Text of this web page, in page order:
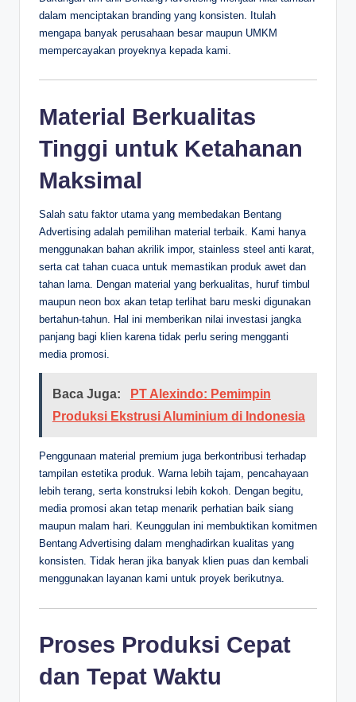
dalam menciptakan branding yang konsisten. Itulah
mengapa banyak perusahaan besar maupun UMKM
mempercayakan proyeknya kepada kami.
Material Berkualitas
Tinggi untuk Ketahanan
Maksimal
Salah satu faktor utama yang membedakan Bentang
Advertising adalah pemilihan material terbaik. Kami hanya
menggunakan bahan akrilik impor, stainless steel anti karat,
serta cat tahan cuaca untuk memastikan produk awet dan
tahan lama. Dengan material yang berkualitas, huruf timbul
maupun neon box akan tetap terlihat baru meski digunakan
bertahun-tahun. Hal ini memberikan nilai investasi jangka
panjang bagi klien karena tidak perlu sering mengganti
media promosi.
Baca Juga:
PT Alexindo: Pemimpin
Produksi Ekstrusi Aluminium di Indonesia
Penggunaan material premium juga berkontribusi terhadap
tampilan estetika produk. Warna lebih tajam, pencahayaan
lebih terang, serta konstruksi lebih kokoh. Dengan begitu,
media promosi akan tetap menarik perhatian baik siang
maupun malam hari. Keunggulan ini membuktikan komitmen
Bentang Advertising dalam menghadirkan kualitas yang
konsisten. Tidak heran jika banyak klien puas dan kembali
menggunakan layanan kami untuk proyek berikutnya.
Proses Produksi Cepat
dan Tepat Waktu